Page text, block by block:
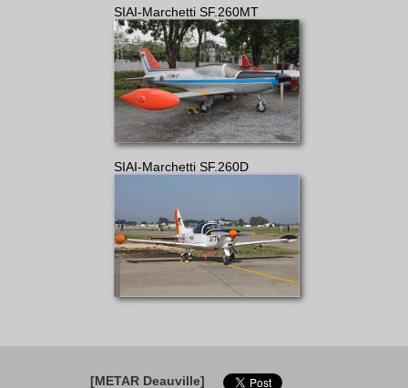
SIAI-Marchetti SF.260MT
SIAI-Marchetti SF.260D
[METAR Deauville]